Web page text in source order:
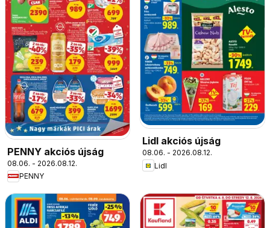
PENNY akciós újság
08.06. - 2026.08.12.
PENNY
Lidl akciós újság
08.06. - 2026.08.12.
Lidl